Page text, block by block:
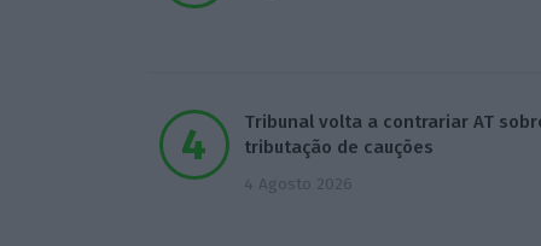
Tribunal volta a contrariar AT
tributação de cauções
4 Agosto 2026